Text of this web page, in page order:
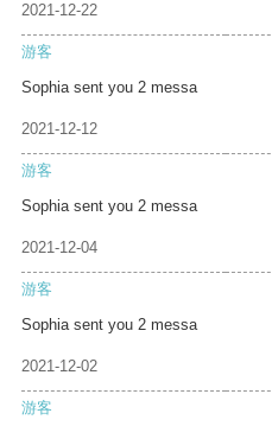
2021-12-22
游客
Sophia sent you 2 messa
2021-12-12
游客
Sophia sent you 2 messa
2021-12-04
游客
Sophia sent you 2 messa
2021-12-02
游客